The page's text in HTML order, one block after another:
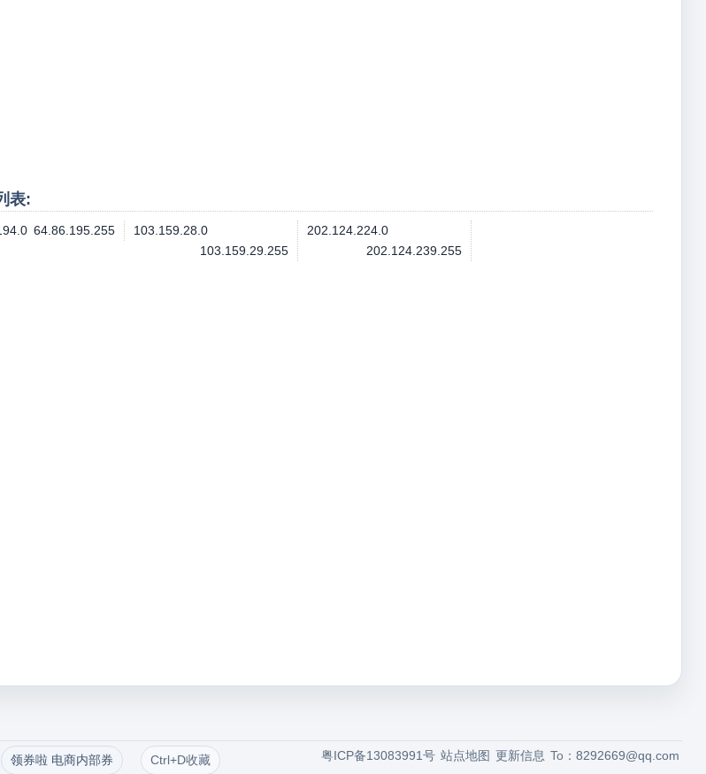
表:
64.86.195.255
103.159.28.0
103.159.29.255
202.124.224.0
202.124.239.255
领券啦 电商内部券 Ctrl+D收藏 To：8292669@qq.com
更新信息
站点地图
粤ICP备13083991号